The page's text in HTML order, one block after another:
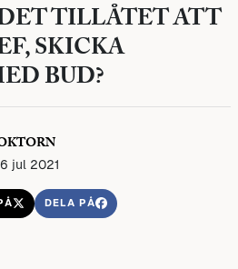
TILLÅTET ATT
SKICKA
BUD?
jul 2021
DELA PÅ